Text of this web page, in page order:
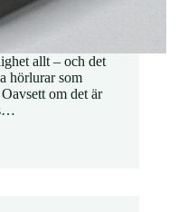
allt – och det
hörlurar som
om det är